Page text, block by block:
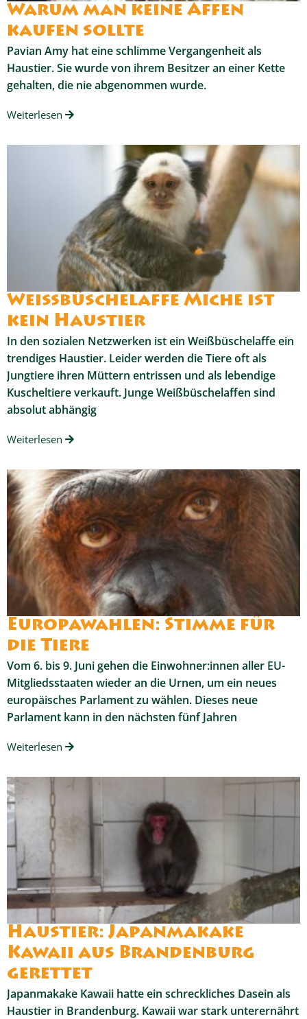
Warum man keine Affen
kaufen sollte
Pavian Amy hat eine schlimme Vergangenheit als
Haustier. Sie wurde von ihrem Besitzer an einer Kette
gehalten, die nie abgenommen wurde.
Weiterlesen
Weißbüschelaffe Miche ist
kein Haustier
In den sozialen Netzwerken ist ein Weißbüschelaffe ein
trendiges Haustier. Leider werden die Tiere oft als
Jungtiere ihren Müttern entrissen und als lebendige
Kuscheltiere verkauft. Junge Weißbüschelaffen sind
absolut abhängig
Weiterlesen
Europawahlen: Stimme für
die Tiere
Vom 6. bis 9. Juni gehen die Einwohner:innen aller EU-
Mitgliedsstaaten wieder an die Urnen, um ein neues
europäisches Parlament zu wählen. Dieses neue
Parlament kann in den nächsten fünf Jahren
Weiterlesen
Haustier: Japanmakake
Kawaii aus Brandenburg
gerettet
Japanmakake Kawaii hatte ein schreckliches Dasein als
Haustier in Brandenburg. Kawaii war stark unterernährt